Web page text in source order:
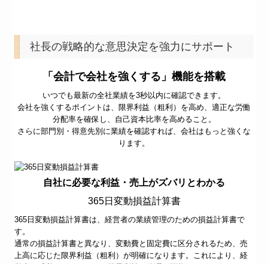
社長の戦略的な意思決定を強力にサポート
「会計で会社を強くする」機能を搭載
いつでも最新の全社業績を3秒以内に確認できます。
会社を強くするポイントは、限界利益（粗利）を高め、適正な労働
分配率を確保し、自己資本比率を高めること。
さらに部門別・得意先別に業績を確認すれば、会社はもっと強くな
ります。
自社に必要な利益・売上がズバリとわかる
365日変動損益計算書
365日変動損益計算書は、経営者の業績管理のための損益計算書で
す。
通常の損益計算書と異なり、変動費と固定費に区分されるため、売
上高に応じた限界利益（粗利）が明確になります。これにより、経